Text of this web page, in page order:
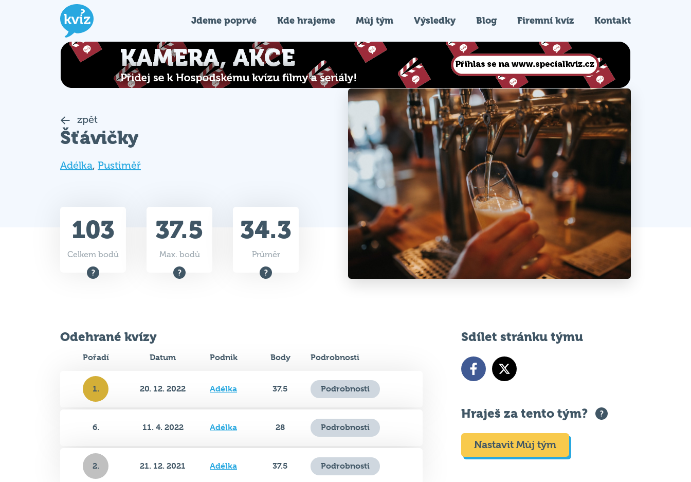
Jdeme poprvé Kde hrajeme Můj tým Výsledky Blog Firemní kvíz Kontakt
zpět
Šťávičky
Adélka, Pustiměř
103
Celkem bodů
37.5
Max. bodů
34.3
Průměr
Odehrané kvízy
Pořadí Datum Podnik Body Podrobnosti
1. 20. 12. 2022 Adélka 37.5 Podrobnosti
6. 11. 4. 2022 Adélka 28 Podrobnosti
2. 21. 12. 2021 Adélka 37.5 Podrobnosti
Sdílet stránku týmu
Hraješ za tento tým?
Nastavit Můj tým